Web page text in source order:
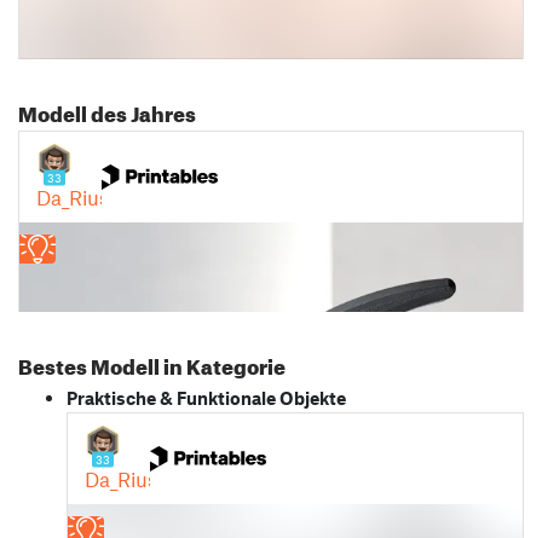
Modell des Jahres
Bestes Modell in Kategorie
Praktische & Funktionale Objekte